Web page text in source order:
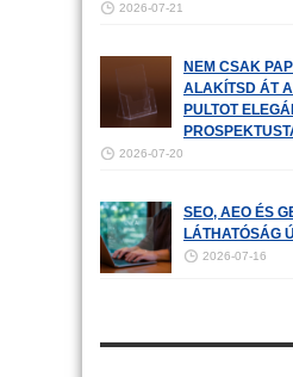
2026-07-21
NEM CSAK
ALAKÍTSD ÁT
PULTOT
2026-07-20
SEO, AEO ÉS
LÁTHATÓSÁG
2026-07-16